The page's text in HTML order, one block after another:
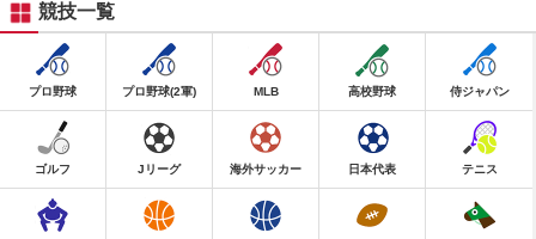
競技一覧
プロ野球 プロ野球(2軍) MLB 高校野球 侍ジャパン
ゴルフ Jリーグ 海外サッカー 日本代表 テニス